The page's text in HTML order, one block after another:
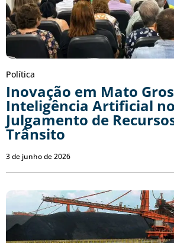
Política
Inovação em Mato
Inteligência Artificial no
Julgamento de
Trânsito
3 de junho de 2026